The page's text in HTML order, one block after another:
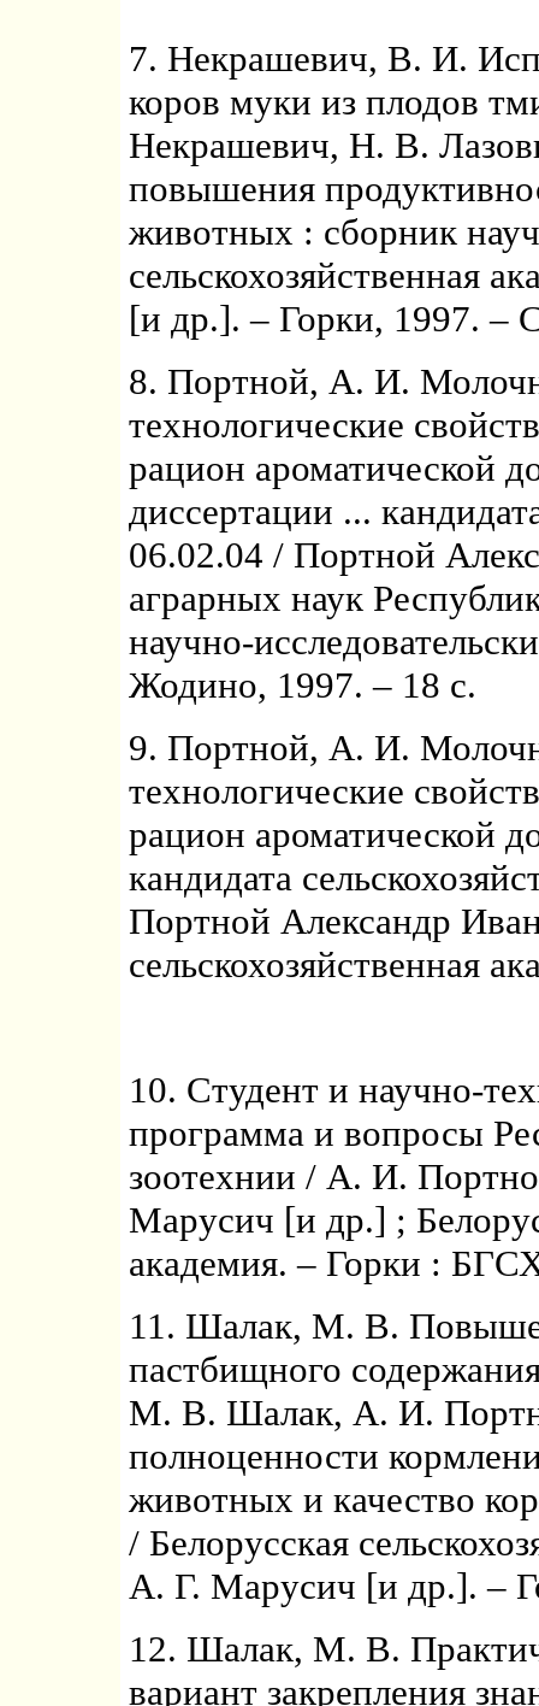
7. Некрашевич, В. И.
коров муки из плодов
Некрашевич, Н. В.
повышения
животных : сборник
сельскохозяйственная
[и др.]. – Горки, 1997. –
8. Портной, А. И.
технологические
рацион ароматической
диссертации ...
06.02.04 / Портной
аграрных наук
научно-
Жодино, 1997. – 18 с.
9. Портной, А. И.
технологические
рацион ароматической
кандидата
Портной Александр
сельскохозяйственная
10. Студент и научно-
программа и вопросы
зоотехнии / А. И.
Марусич [и др.] ;
академия. – Горки :
11. Шалак, М. В.
пастбищного
М. В. Шалак, А. И.
полноценности
животных и качество
/ Белорусская
А. Г. Марусич [и др.]. –
12. Шалак, М. В.
вариант закрепления